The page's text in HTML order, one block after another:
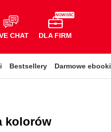
CHAT
NOWOŚĆ
DLA FIRM
Bestsellery Darmowe ebooki
kolorów